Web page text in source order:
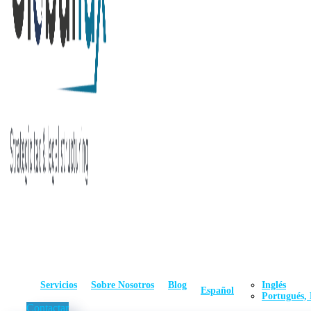
Servicios Sobre Nosotros Blog
Español
Inglés
Portugués,
Contactar